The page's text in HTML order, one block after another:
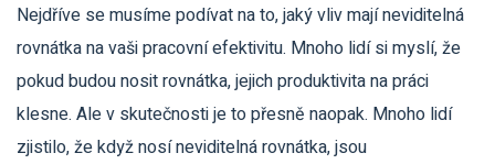
Nejdříve se musíme podívat na to, jaký vliv mají neviditelná
rovnátka na vaši pracovní efektivitu. Mnoho lidí si myslí, že
pokud budou nosit rovnátka, jejich produktivita na práci
klesne. Ale v skutečnosti je to přesně naopak. Mnoho lidí
zjistilo, že když nosí neviditelná rovnátka, jsou